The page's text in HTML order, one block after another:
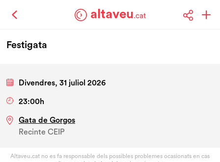
altaveu.cat
Festigata
Divendres, 31 juliol 2026
23:00h
Gata de Gorgos
Recinte CEIP
Altaveu.cat no es fa responsable dels possibles problemes ocasionats en cas